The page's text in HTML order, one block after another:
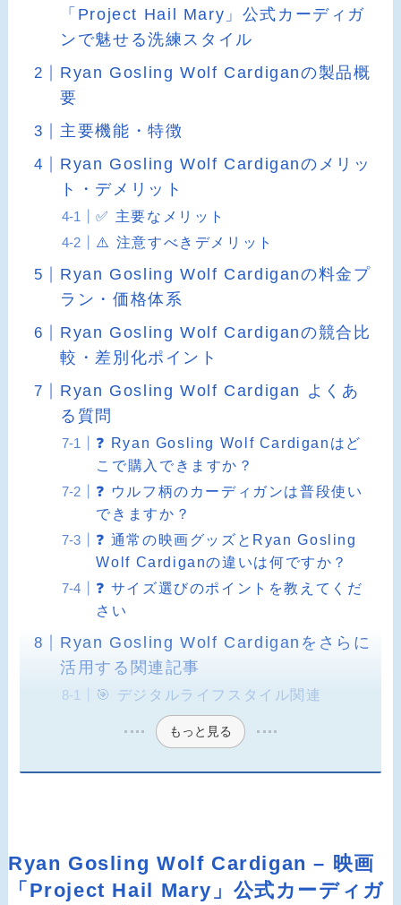
「Project Hail Mary」公式カーディガ
ンで魅せる洗練スタイル
Ryan Gosling Wolf Cardiganの製品概
要
主要機能・特徴
Ryan Gosling Wolf Cardiganのメリッ
ト・デメリット
✅ 主要なメリット
⚠️ 注意すべきデメリット
Ryan Gosling Wolf Cardiganの料金プ
ラン・価格体系
Ryan Gosling Wolf Cardiganの競合比
較・差別化ポイント
Ryan Gosling Wolf Cardigan よくあ
る質問
❓ Ryan Gosling Wolf Cardiganはど
こで購入できますか？
❓ ウルフ柄のカーディガンは普段使い
できますか？
❓ 通常の映画グッズとRyan Gosling
Wolf Cardiganの違いは何ですか？
❓ サイズ選びのポイントを教えてくだ
さい
Ryan Gosling Wolf Cardiganをさらに
活用する関連記事
🎯 デジタルライフスタイル関連
もっと見る
Ryan Gosling Wolf Cardigan – 映画
「Project Hail Mary」公式カーディガ